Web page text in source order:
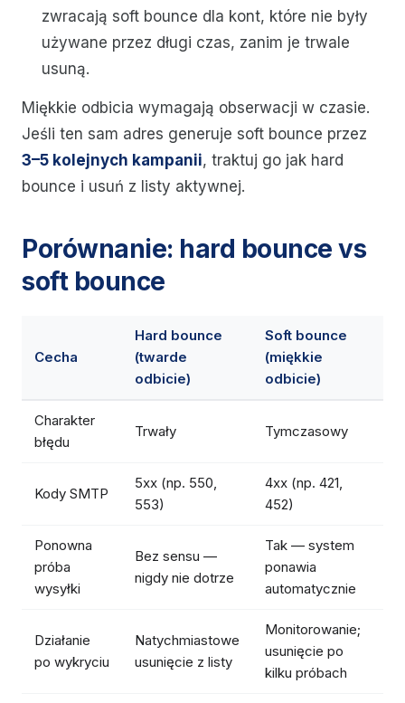
zwracają soft bounce dla kont, które nie były
używane przez długi czas, zanim je trwale
usuną.
Miękkie odbicia wymagają obserwacji w czasie.
Jeśli ten sam adres generuje soft bounce przez
3–5 kolejnych kampanii, traktuj go jak hard
bounce i usuń z listy aktywnej.
Porównanie: hard bounce vs
soft bounce
Cecha
Hard bounce
(twarde
odbicie)
Soft bounce
(miękkie
odbicie)
Charakter
błędu
Trwały Tymczasowy
Kody SMTP
5xx (np. 550,
553)
4xx (np. 421,
452)
Ponowna
próba
wysyłki
Bez sensu —
nigdy nie dotrze
Tak — system
ponawia
automatycznie
Działanie
po wykryciu
Natychmiastowe
usunięcie z listy
Monitorowanie;
usunięcie po
kilku próbach